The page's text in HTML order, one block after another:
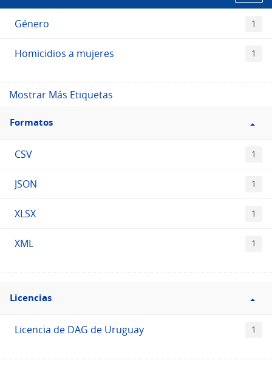
Género 1
Homicidios a mujeres 1
Mostrar Más Etiquetas
Filtro
Formatos
Formatos
CSV 1
JSON 1
XLSX 1
XML 1
Filtro
Licencias
Licencias
Licencia de DAG de Uruguay 1